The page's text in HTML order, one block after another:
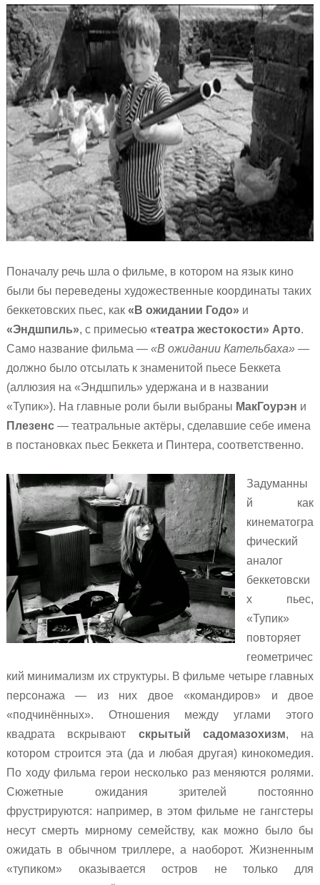
Поначалу речь шла о фильме, в котором на язык кино
были бы переведены художественные координаты таких
беккетовских пьес, как «В ожидании Годо»и
«Эндшпиль», с примесью «театра жестокости» Арто.
Само название фильма — «В ожидании Кательбаха»—
должно было отсылать к знаменитой пьесе Беккета
(аллюзия на «Эндшпиль» удержана и в названии
«Тупик»). На главные роли были выбраны МакГоурэн и
Плезенс — театральные актёры, сделавшие себе имена
в постановках пьес Беккета и Пинтера, соответственно.
Задуманны
й как
кинематогра
фический
аналог
беккетовски
х пьес,
«Тупик»
повторяет
геометричес
кий минимализм их структуры. В фильме четыре главных
персонажа — из них двое «командиров» и двое
«подчинённых». Отношения между углами этого
квадрата вскрывают скрытый садомазохизм, на
котором строится эта (да и любая другая) кинокомедия.
По ходу фильма герои несколько раз меняются ролями.
Сюжетные ожидания зрителей постоянно
фрустрируются: например, в этом фильме не гангстеры
несут смерть мирному семейству, как можно было бы
ожидать в обычном триллере, а наоборот. Жизненным
«тупиком» оказывается остров не только для